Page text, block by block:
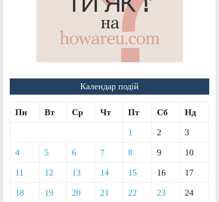
Календар подій
Пн Вт Ср Чт Пт Сб Нд
1 2 3
4 5 6 7 8 9 10
11 12 13 14 15 16 17
18 19 20 21 22 23 24